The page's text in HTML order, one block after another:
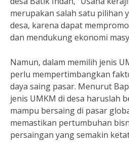
merupakan salah satu pilihan
desa, karena dapat
dan mendukung ekonomi
Namun, dalam memilih jenis
perlu mempertimbangkan
daya saing pasar. Menurut
jenis UMKM di desa haruslah
mampu bersaing di pasar
memastikan pertumbuhan
persaingan yang semakin